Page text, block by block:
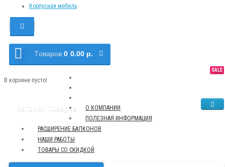
Корпусная мебель
Tоваров 0 0.00 р.
В корзине пусто!
Каталог товаров
О КОМПАНИИ
ПОЛЕЗНАЯ ИНФОРМАЦИЯ
NEW
РАСШИРЕНИЕ БАЛКОНОВ
TOP
НАШИ РАБОТЫ
SALE
ТОВАРЫ СО СКИДКОЙ